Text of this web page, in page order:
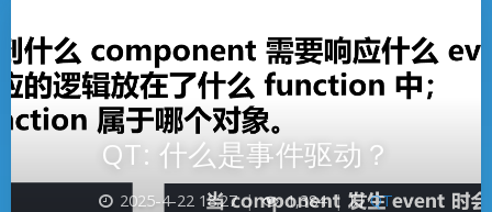
QT: 什么是事件驱动？
2025-4-22 18:27 | 1,384 |
QT